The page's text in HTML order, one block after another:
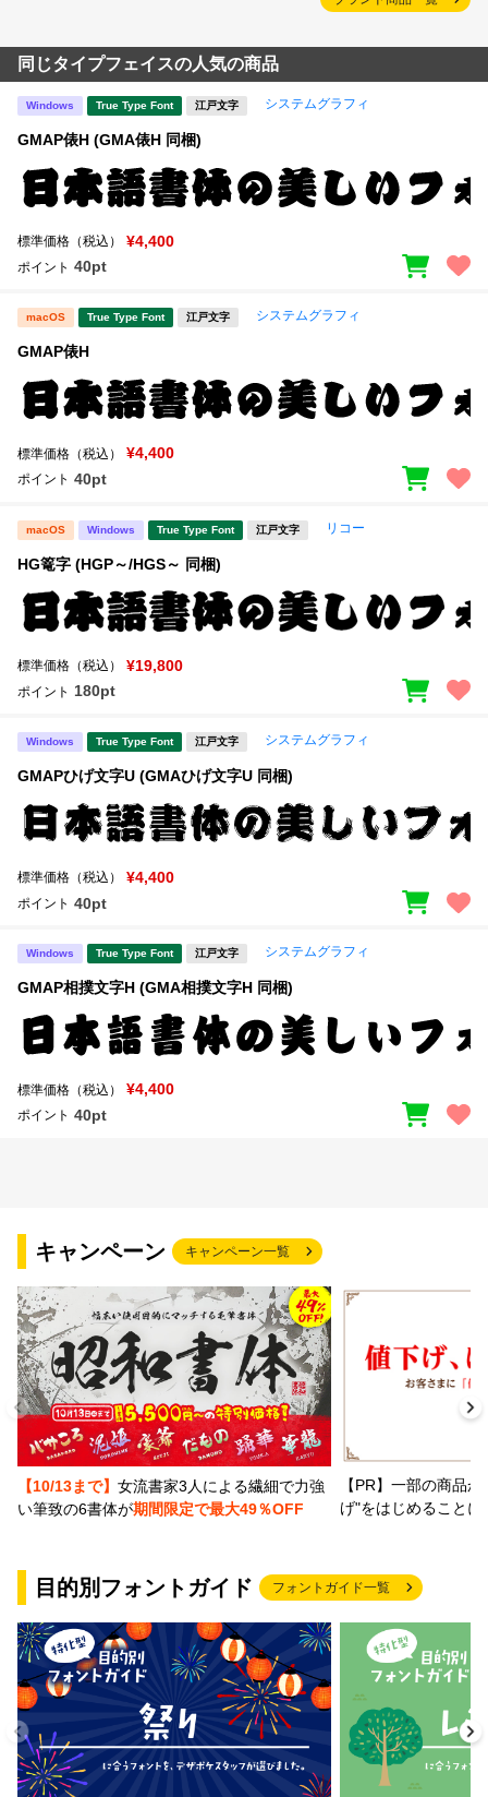
同じタイプフェイスの人気の商品
Windows True Type Font 江戸文字 システムグラフィ
GMAP俵H (GMA俵H 同梱)
標準価格（税込） ¥4,400
ポイント 40pt
macOS True Type Font 江戸文字 システムグラフィ
GMAP俵H
標準価格（税込） ¥4,400
ポイント 40pt
macOS Windows True Type Font 江戸文字 リコー
HG篭字 (HGP～/HGS～ 同梱)
標準価格（税込） ¥19,800
ポイント 180pt
Windows True Type Font 江戸文字 システムグラフィ
GMAPひげ文字U (GMAひげ文字U 同梱)
標準価格（税込） ¥4,400
ポイント 40pt
Windows True Type Font 江戸文字 システムグラフィ
GMAP相撲文字H (GMA相撲文字H 同梱)
標準価格（税込） ¥4,400
ポイント 40pt
キャンペーン キャンペーン一覧
【10/13まで】 女流書家3人による繊細で力強
い筆致の6書体が期間限定で最大49％OFF
【PR】一部の商品
げ"をはじめること
目的別フォントガイド フォントガイド一覧